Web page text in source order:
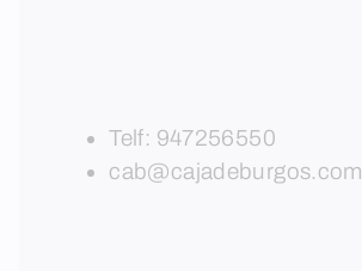
Telf: 947256550
cab@cajadeburgos.com